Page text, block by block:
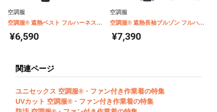
空調服
空調服® 遮熱ベスト フルハーネス対
応 チタンコーティング(ウェア単体商
品) KU92120
¥6,590
空調服
空調服® 遮熱長袖ブルゾン フルハー
ネス対応 チタンコーティング(ウェア
単体商品) KU92110
¥7,390
関連ページ
ユニセックス 空調服®・ファン付き作業着の特集
UVカット 空調服®・ファン付き作業着の特集